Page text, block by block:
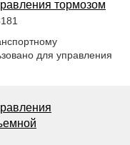
тормозом
для управления